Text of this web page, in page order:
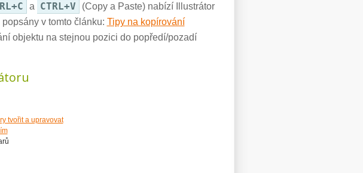
a CTRL+V
(Copy a Paste) nabízí Illustrátor
v tomto článku: Tipy na kopírování
objektu na stejnou pozici do popředí/pozadí
tvořit a upravovat